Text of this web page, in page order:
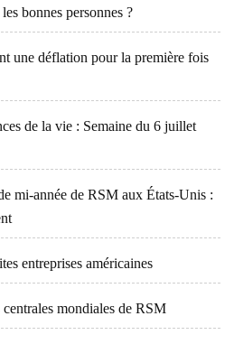
bonnes personnes ?
une déflation pour la première fois
de la vie : Semaine du 6 juillet
mi-année de RSM aux États-Unis :
entreprises américaines
centrales mondiales de RSM